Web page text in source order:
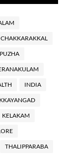
CHAKKARAKKAL
INDIA
KELAKAM
THALIPPARABA